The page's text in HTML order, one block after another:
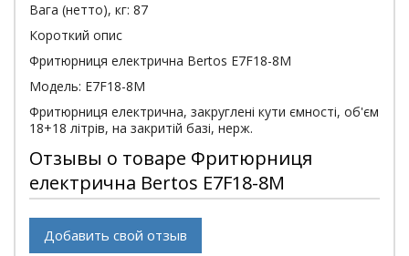
Вага (нетто), кг: 87
Короткий опис
Фритюрниця електрична Bertos E7F18-8M
Модель: E7F18-8M
Фритюрниця електрична, закруглені кути ємності, об'єм
18+18 літрів, на закритій базі, нерж.
Отзывы о товаре Фритюрниця
електрична Bertos E7F18-8M
Добавить свой отзыв